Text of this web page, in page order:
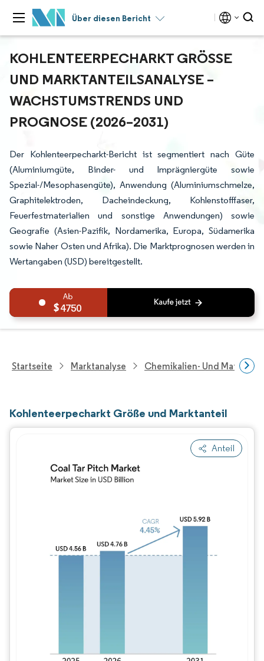
Über diesen Bericht
KOHLENTEERPECHARKT GRÖSSE U
ND MARKTANTEILSANALYSE – W
ACHSTUMSTRENDS UND P
ROGNOSE (2026–2031)
Der Kohlenteerpecharkt-Bericht ist segmentiert nach Güte
(Aluminiumgüte, Binder- und Imprägniergüte sowie
Spezial-/Mesophasengüte), Anwendung (Aluminiumschmelze,
Graphitelektroden, Dacheindeckung, Kohlenstofffaser,
Feuerfestmaterialien und sonstige Anwendungen) sowie
Geografie (Asien-Pazifik, Nordamerika, Europa, Südamerika
sowie Naher Osten und Afrika). Die Marktprognosen werden in
Wertangaben (USD) bereitgestellt.
4750
Startseite Marktanalyse Chemikalien- Und
Kohlenteerpecharkt Größe und Marktanteil
Anteil